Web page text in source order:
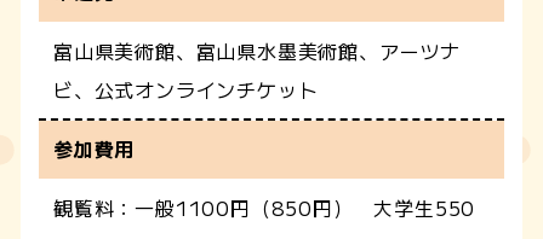
富山県美術館、富山県水墨美術館、アーツナ
ビ、公式オンラインチケット
参加費用
観覧料：一般1100円（850円） 大学生550